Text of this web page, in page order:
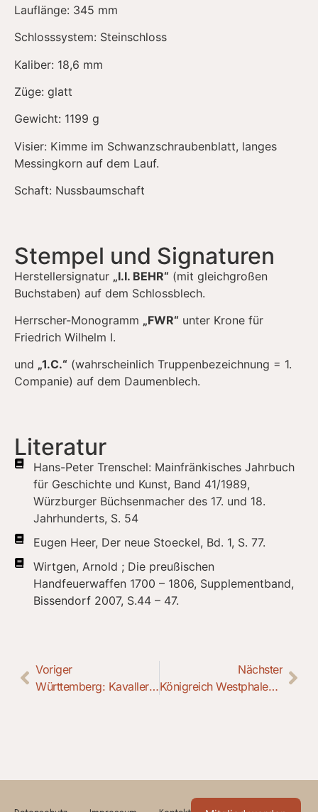
Lauflänge: 345 mm
Schlosssystem: Steinschloss
Kaliber: 18,6 mm
Züge: glatt
Gewicht: 1199 g
Visier: Kimme im Schwanzschraubenblatt, langes
Messingkorn auf dem Lauf.
Schaft: Nussbaumschaft
Stempel und Signaturen
Herstellersignatur „I.I. BEHR“ (mit gleichgroßen
Buchstaben) auf dem Schlossblech.
Herrscher-Monogramm „FWR“ unter Krone für
Friedrich Wilhelm I.
und „1.C.“ (wahrscheinlich Truppenbezeichnung = 1.
Companie) auf dem Daumenblech.
Literatur
Hans-Peter Trenschel: Mainfränkisches Jahrbuch
für Geschichte und Kunst, Band 41/1989,
Würzburger Büchsenmacher des 17. und 18.
Jahrhunderts, S. 54
Eugen Heer, Der neue Stoeckel, Bd. 1, S. 77.
Wirtgen, Arnold ; Die preußischen
Handfeuerwaffen 1700 – 1806, Supplementband,
Bissendorf 2007, S.44 – 47.
Voriger
Württemberg: Kavalleriepistole M 1817/42
Nächster
Königreich Westphalen: Gendarmerie-Pistole M an 9 von Pistor aus Schmalkalden